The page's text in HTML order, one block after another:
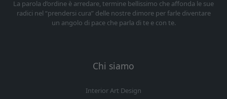
La parola d’ordine è arredare, termine bellissimo che affonda le sue
radici nel “prendersi cura” delle nostre dimore per farle diventare
un angolo di pace che parla di te e con te.
Chi siamo
Interior Art Design